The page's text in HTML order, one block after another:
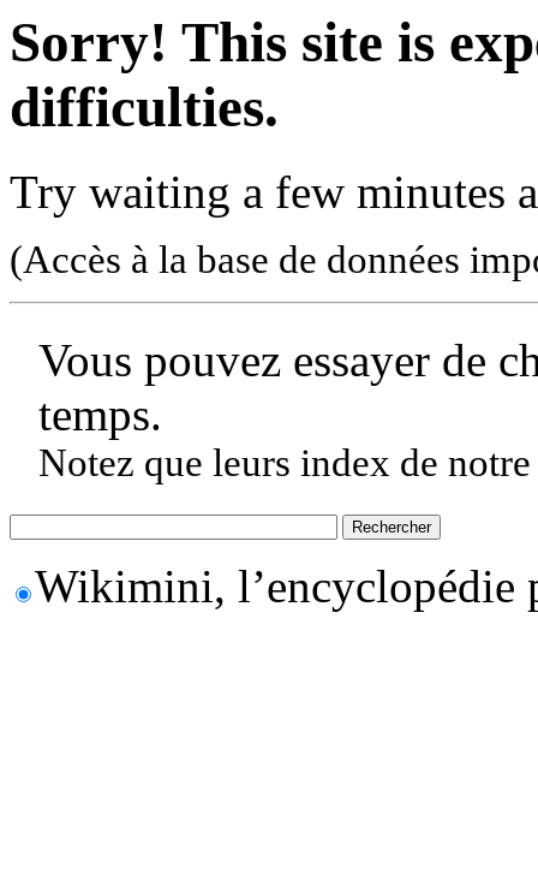
Sorry! This site is
difficulties.
Try waiting a few minutes
(Accès à la base de données
Vous pouvez essayer de
temps.
Notez que leurs index de
Wikimini, l’encyclopédie